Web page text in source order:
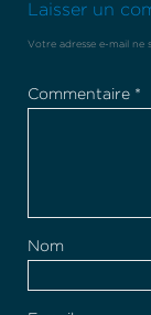
Laisser un
Votre adresse e-mail ne
Commentaire *
Nom